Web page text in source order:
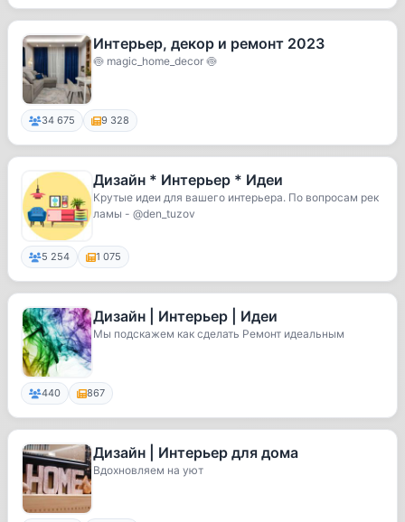
Интерьер, декор и ремонт 2023
🍥 magic_home_decor 🍥
34 675 9 328
Дизайн * Интерьер * Идеи
Крутые идеи для вашего интерьера. По вопросам рек
ламы - @den_tuzov
5 254 1 075
Дизайн | Интерьер | Идеи
Мы подскажем как сделать Ремонт идеальным
440 867
Дизайн | Интерьер для дома
Вдохновляем на уют